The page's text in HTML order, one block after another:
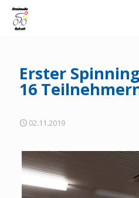
Erster
16
02.11.2019